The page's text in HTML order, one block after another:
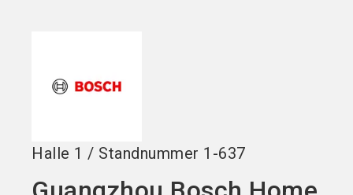
Halle 1 / Standnummer 1-637